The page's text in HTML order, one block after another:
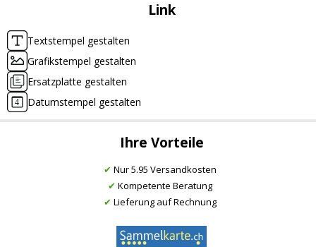
Link
Textstempel gestalten
Grafikstempel gestalten
Ersatzplatte gestalten
Datumstempel gestalten
Ihre Vorteile
✔ Nur 5.95 Versandkosten
✔ Kompetente Beratung
✔ Lieferung auf Rechnung